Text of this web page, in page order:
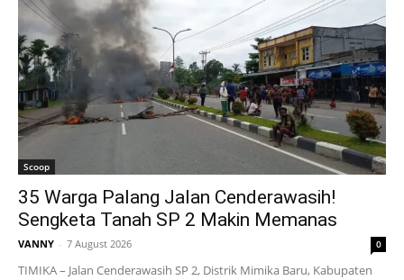
Scoop
35 Warga Palang Jalan Cenderawasih!
Sengketa Tanah SP 2 Makin Memanas
VANNY - 7 August 2026 0
TIMIKA – Jalan Cenderawasih SP 2, Distrik Mimika Baru, Kabupaten